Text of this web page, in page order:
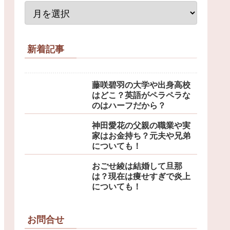
新着記事
藤咲碧羽の大学や出身高校
はどこ？英語がペラペラな
のはハーフだから？
神田愛花の父親の職業や実
家はお金持ち？元夫や兄弟
についても！
おごせ綾は結婚して旦那
は？現在は痩せすぎで炎上
についても！
お問合せ